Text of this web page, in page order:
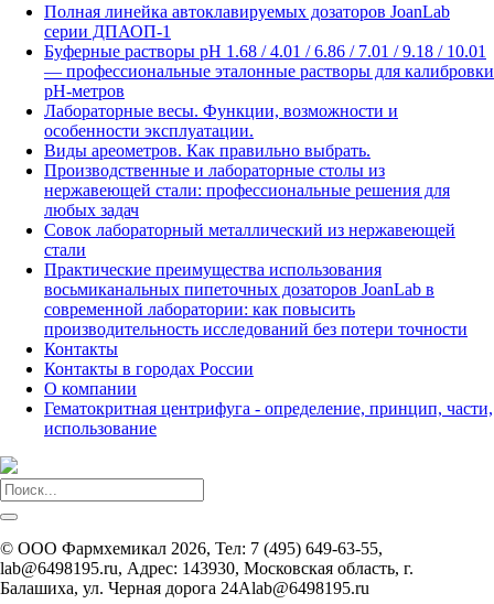
Полная линейка автоклавируемых дозаторов JoanLab
серии ДПАОП-1
Буферные растворы pH 1.68 / 4.01 / 6.86 / 7.01 / 9.18 / 10.01
— профессиональные эталонные растворы для калибровки
pH-метров
Лабораторные весы. Функции, возможности и
особенности эксплуатации.
Виды ареометров. Как правильно выбрать.
Производственные и лабораторные столы из
нержавеющей стали: профессиональные решения для
любых задач
Совок лабораторный металлический из нержавеющей
стали
Практические преимущества использования
восьмиканальных пипеточных дозаторов JoanLab в
современной лаборатории: как повысить
производительность исследований без потери точности
Контакты
Контакты в городах России
О компании
Гематокритная центрифуга - определение, принцип, части,
использование
© ООО Фармхемикал 2026, Тел: 7 (495) 649-63-55,
lab@6498195.ru, Адрес: 143930, Московская область, г.
Балашиха, ул. Черная дорога 24Аlab@6498195.ru